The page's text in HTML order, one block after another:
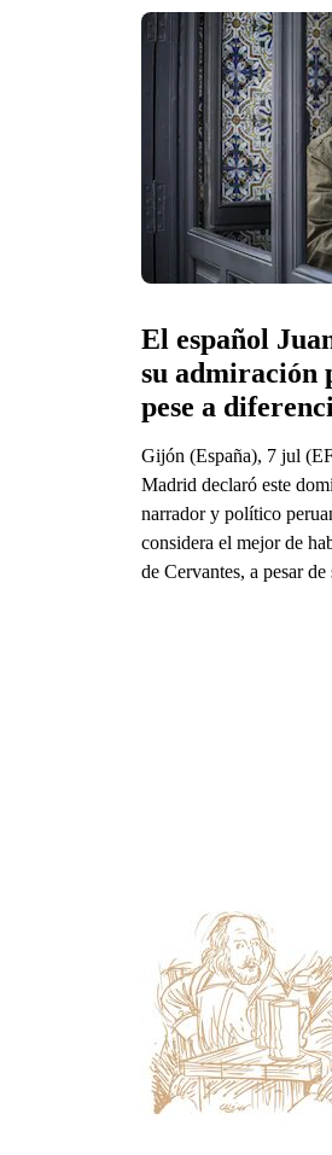
El español
su admiración
pese a
Gijón (España), 7 jul
Madrid declaró este
narrador y político
considera el mejor de
de Cervantes, a pesar